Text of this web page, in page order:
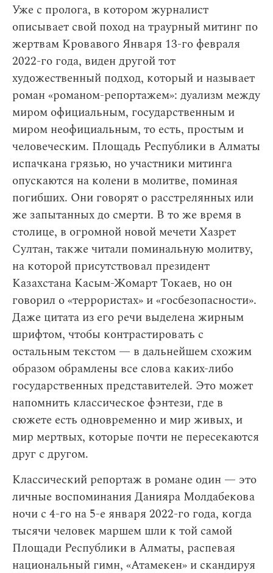
Уже с пролога, в котором журналист
описывает свой поход на траурный митинг по
жертвам Кровавого Января 13-го февраля
2022-го года, виден другой тот
художественный подход, который и называет
роман «романом-репортажем»: дуализм между
миром официальным, государственным и
миром неофициальным, то есть, простым и
человеческим. Площадь Республики в Алматы
испачкана грязью, но участники митинга
опускаются на колени в молитве, поминая
погибших. Они говорят о расстрелянных или
же запытанных до смерти. В то же время в
столице, в огромной новой мечети Хазрет
Султан, также читали поминальную молитву,
на которой присутствовал президент
Казахстана Касым-Жомарт Токаев, но он
говорил о «террористах» и «госбезопасности».
Даже цитата из его речи выделена жирным
шрифтом, чтобы контрастировать с
остальным текстом — в дальнейшем схожим
образом обрамлены все слова каких-либо
государственных представителей. Это может
напомнить классическое фэнтези, где в
сюжете есть одновременно и мир живых, и
мир мертвых, которые почти не пересекаются
друг с другом.
Классический репортаж в романе один — это
личные воспоминания Данияра Молдабекова
ночи с 4-го на 5-е января 2022-го года, когда
тысячи человек маршем шли к той самой
Площади Республики в Алматы, распевая
национальный гимн, «Атамекен» и скандируя